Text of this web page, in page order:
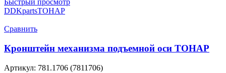
Быстрый просмотр
DDKpartsТОНАР
Сравнить
Кронштейн механизма подъемной оси ТОНАР
Артикул: 781.1706 (7811706)